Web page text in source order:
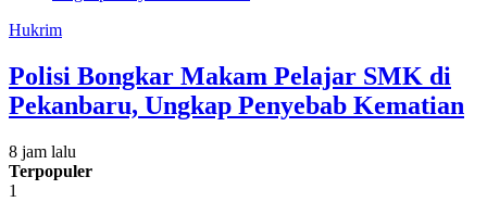
Hukrim
Polisi Bongkar Makam Pelajar SMK di
Pekanbaru, Ungkap Penyebab Kematian
8 jam lalu
Terpopuler
1